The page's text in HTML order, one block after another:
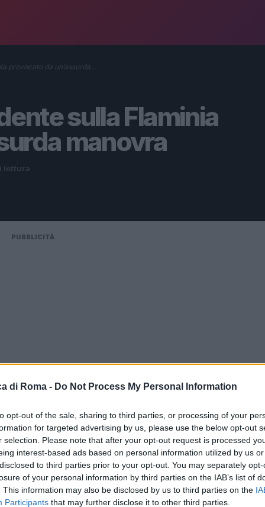
di Roma - Do Not Process My Personal Information
opt-out of the sale, sharing to third parties, or processing of your
for targeted advertising by us, please use the below opt-out
selection. Please note that after your opt-out request is processed
interest-based ads based on personal information utilized by us
to third parties prior to your opt-out. You may separately
of your personal information by third parties on the IAB’s list of
This information may also be disclosed by us to third parties on the
Participants that may further disclose it to other third parties.
provocato da un’assurda…
sulla Flaminia
manovra
lettura
PUBBLICITÀ